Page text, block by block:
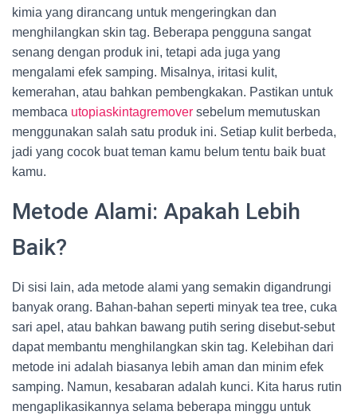
kimia yang dirancang untuk mengeringkan dan
menghilangkan skin tag. Beberapa pengguna sangat
senang dengan produk ini, tetapi ada juga yang
mengalami efek samping. Misalnya, iritasi kulit,
kemerahan, atau bahkan pembengkakan. Pastikan untuk
membaca utopiaskintagremover sebelum memutuskan
menggunakan salah satu produk ini. Setiap kulit berbeda,
jadi yang cocok buat teman kamu belum tentu baik buat
kamu.
Metode Alami: Apakah Lebih
Baik?
Di sisi lain, ada metode alami yang semakin digandrungi
banyak orang. Bahan-bahan seperti minyak tea tree, cuka
sari apel, atau bahkan bawang putih sering disebut-sebut
dapat membantu menghilangkan skin tag. Kelebihan dari
metode ini adalah biasanya lebih aman dan minim efek
samping. Namun, kesabaran adalah kunci. Kita harus rutin
mengaplikasikannya selama beberapa minggu untuk